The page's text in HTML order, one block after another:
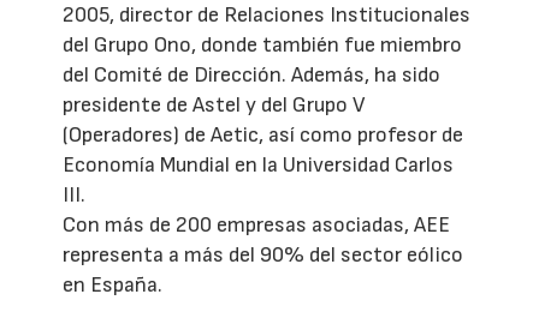
2005, director de Relaciones Institucionales
del Grupo Ono, donde también fue miembro
del Comité de Dirección. Además, ha sido
presidente de Astel y del Grupo V
(Operadores) de Aetic, así como profesor de
Economía Mundial en la Universidad Carlos
III.
Con más de 200 empresas asociadas, AEE
representa a más del 90% del sector eólico
en España.